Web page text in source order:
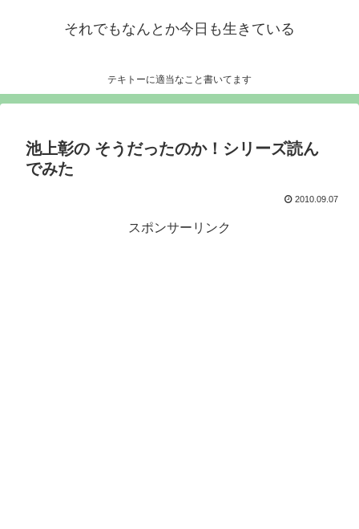
それでもなんとか今日も生きている
テキトーに適当なこと書いてます
池上彰の そうだったのか！シリーズ読ん
でみた
2010.09.07
スポンサーリンク